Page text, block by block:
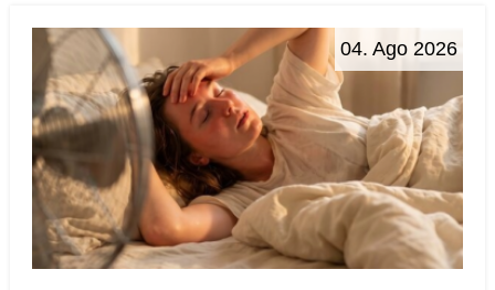
04. Ago 2026